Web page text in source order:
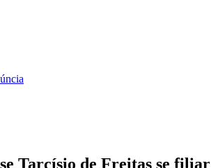
Tarcísio de Freitas se filiar